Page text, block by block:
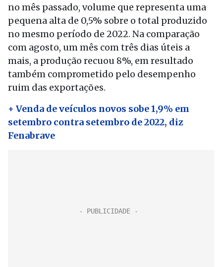
no mês passado, volume que representa uma
pequena alta de 0,5% sobre o total produzido
no mesmo período de 2022. Na comparação
com agosto, um mês com três dias úteis a
mais, a produção recuou 8%, em resultado
também comprometido pelo desempenho
ruim das exportações.
+ Venda de veículos novos sobe 1,9% em
setembro contra setembro de 2022, diz
Fenabrave